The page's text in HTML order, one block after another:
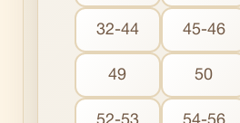
32-44 45-46
49 50